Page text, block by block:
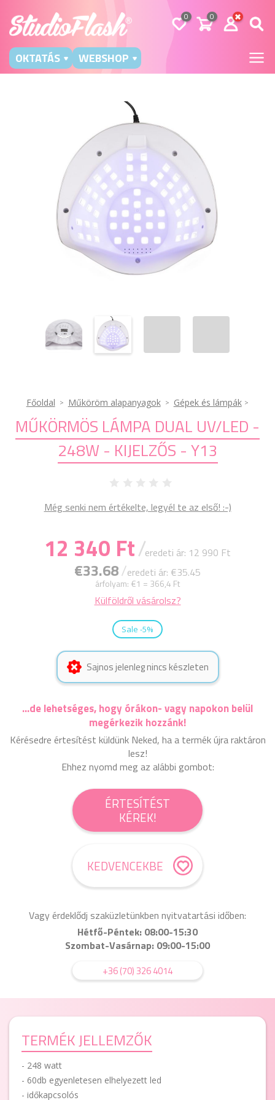
0 0
OKTATÁS WEBSHOP
Főoldal Műköröm alapanyagok Gépek és lámpák
MŰKÖRMÖS LÁMPA DUAL UV/LED -
248W - KIJELZŐS - Y13
Még senki nem értékelte, legyél te az első! :-)
12 340 Ft/eredeti ár: 12 990 Ft
€33.68/eredeti ár: €35.45
árfolyam: €1 = 366,4 Ft
Külföldről vásárolsz?
Sale -5%
Sajnos jelenleg nincs készleten
...de lehetséges, hogy órákon- vagy napokon belül
megérkezik hozzánk!
Kérésedre értesítést küldünk Neked, ha a termék újra raktáron
lesz!
Ehhez nyomd meg az alábbi gombot:
ÉRTESÍTÉST
KÉREK!
KEDVENCEKBE
Vagy érdeklődj szaküzletünkben nyitvatartási időben:
Hétfő-Péntek: 08:00-15:30
Szombat-Vasárnap: 09:00-15:00
+36 (70) 326 4014
TERMÉK JELLEMZŐK
- 248 watt
- 60db egyenletesen elhelyezett led
- időkapcsolós